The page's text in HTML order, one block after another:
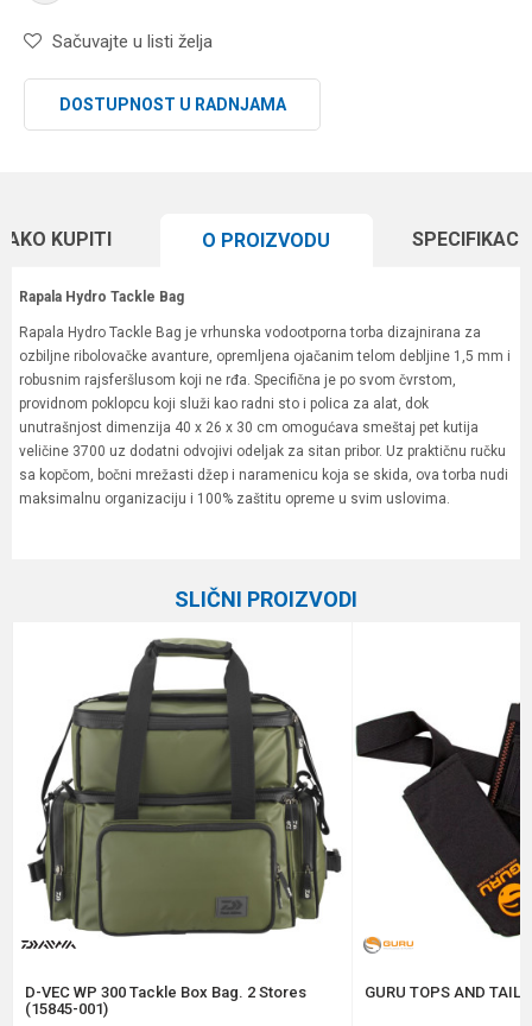
Sačuvajte u listi želja
DOSTUPNOST U RADNJAMA
KUPITI O PROIZVODU
Rapala Hydro Tackle Bag
Rapala Hydro Tackle Bag je vrhunska vodootporna torba dizajnirana za
ozbiljne ribolovačke avanture, opremljena ojačanim telom debljine 1,5 mm i
robusnim rajsferšlusom koji ne rđa. Specifična je po svom čvrstom,
providnom poklopcu koji služi kao radni sto i polica za alat, dok
unutrašnjost dimenzija 40 x 26 x 30 cm omogućava smeštaj pet kutija
veličine 3700 uz dodatni odvojivi odeljak za sitan pribor. Uz praktičnu ručku
sa kopčom, bočni mrežasti džep i naramenicu koja se skida, ova torba nudi
maksimalnu organizaciju i 100% zaštitu opreme u svim uslovima.
Anti-spam zaštita - izračunajte koliko je 9 - 4 :
POŠALJI
SLIČNI PROIZVODI
D-VEC WP 300 Tackle Box Bag. 2 Stores
(15845-001)
GURU TOPS AND